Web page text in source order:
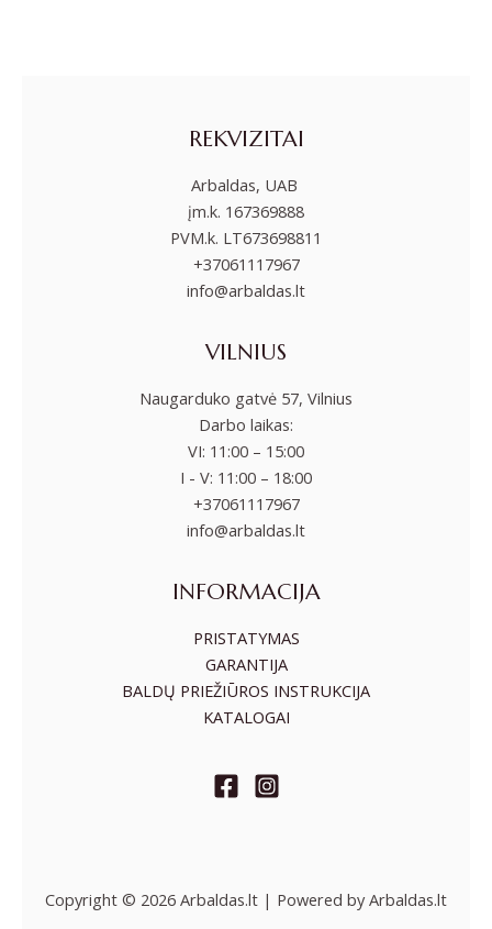
REKVIZITAI
Arbaldas, UAB
įm.k. 167369888
PVM.k. LT673698811
+37061117967
info@arbaldas.lt
VILNIUS
Naugarduko gatvė 57, Vilnius
Darbo laikas:
VI: 11:00 – 15:00
I - V: 11:00 – 18:00
+37061117967
info@arbaldas.lt
INFORMACIJA
PRISTATYMAS
GARANTIJA
BALDŲ PRIEŽIŪROS INSTRUKCIJA
KATALOGAI
Copyright © 2026 Arbaldas.lt | Powered by Arbaldas.lt